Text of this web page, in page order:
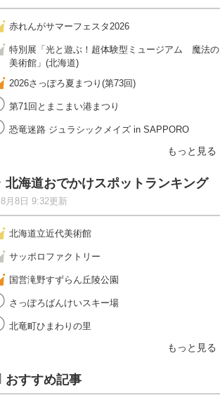
赤れんがサマーフェスタ2026
特別展「光と遊ぶ！超体験型ミュージアム 魔法の
美術館」(北海道)
2026さっぽろ夏まつり(第73回)
第71回とまこまい港まつり
恐竜迷路 ジュラシックメイズ in SAPPORO
もっと見る
北海道おでかけスポットランキング
8月8日 9:32更新
北海道立近代美術館
サッポロファクトリー
国営滝野すずらん丘陵公園
さっぽろばんけいスキー場
北竜町ひまわりの里
もっと見る
おすすめ記事